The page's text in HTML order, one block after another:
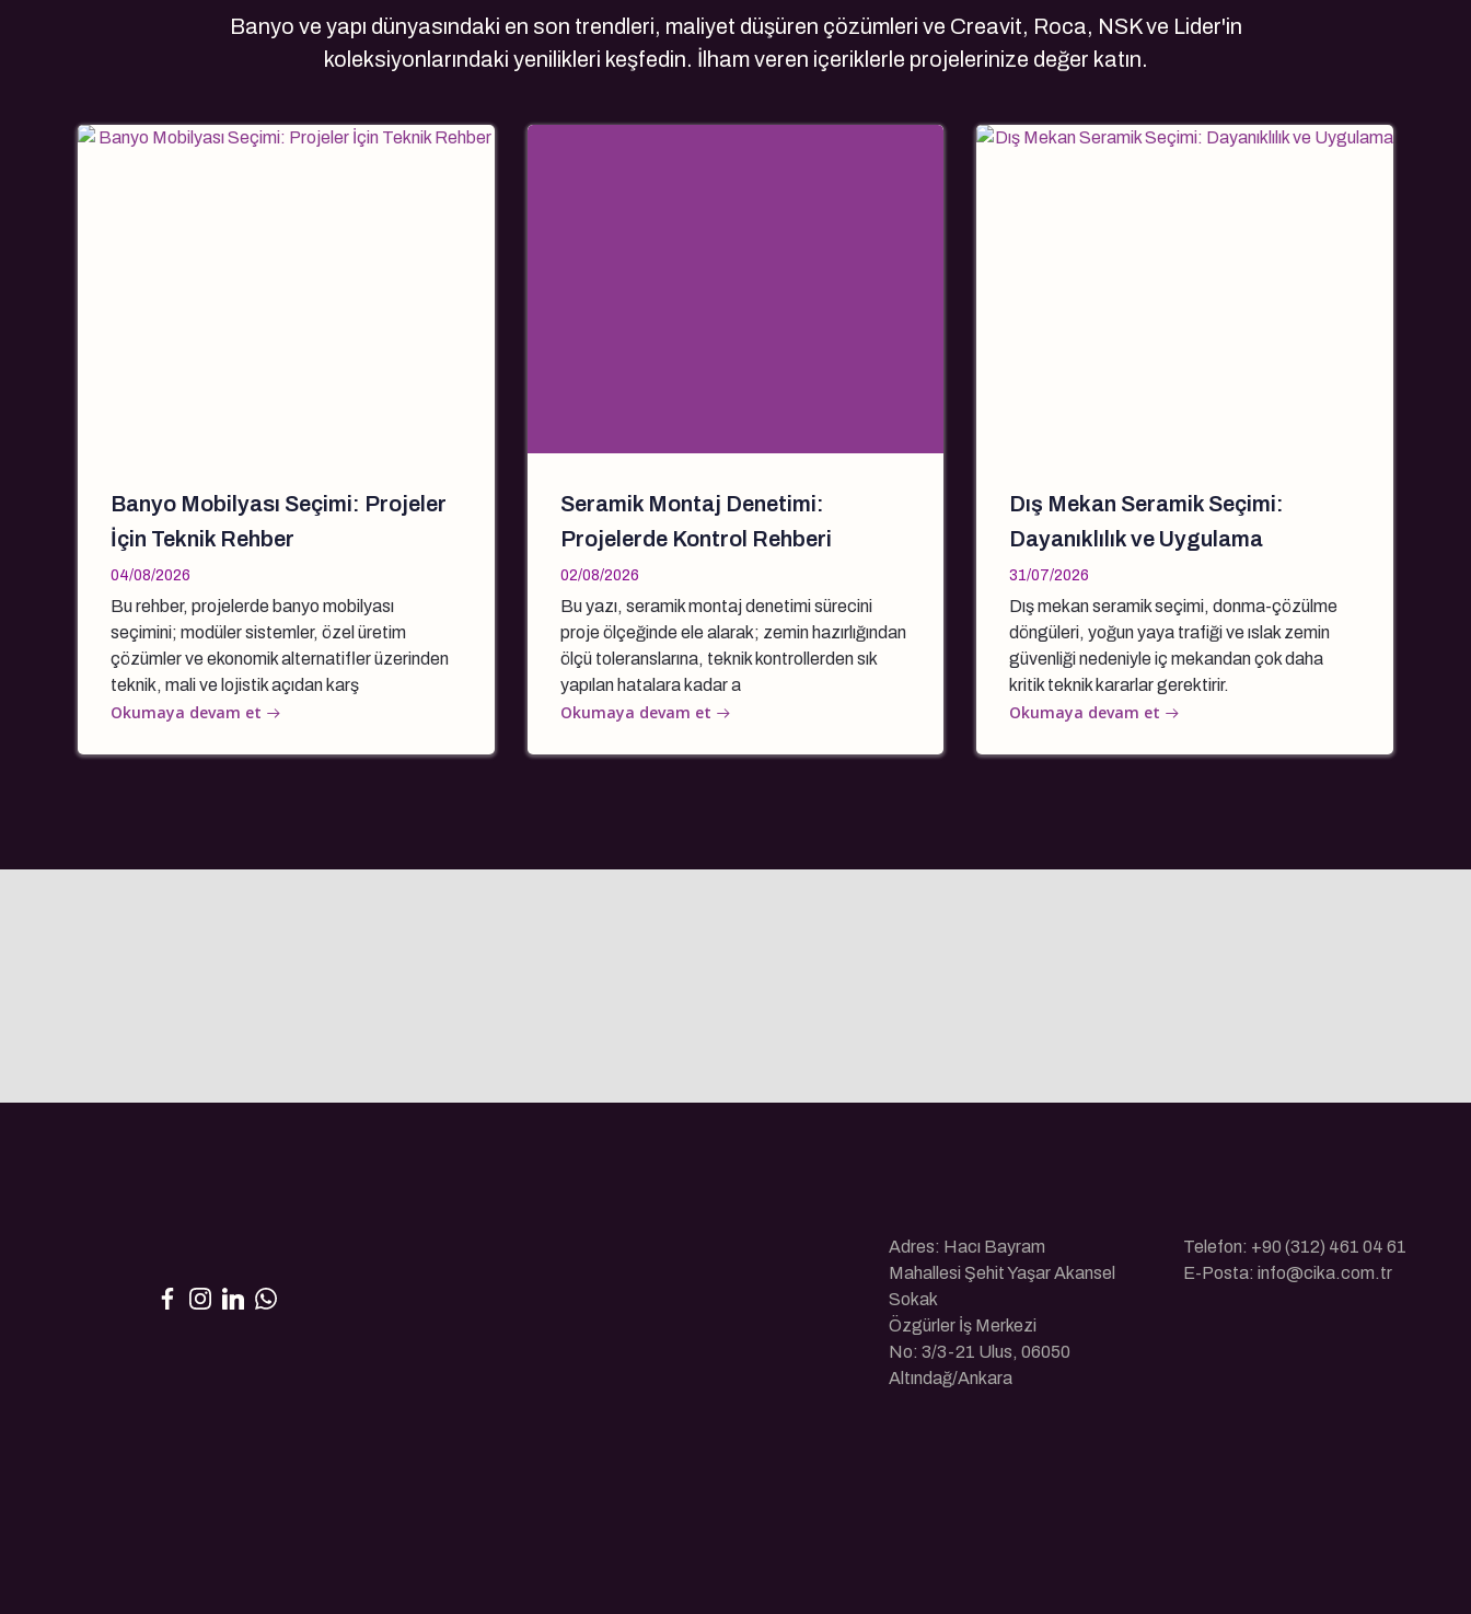
Banyo ve yapı dünyasındaki en son trendleri, maliyet düşüren çözümleri ve Creavit, Roca, NSK ve Lider'in
koleksiyonlarındaki yenilikleri keşfedin. İlham veren içeriklerle projelerinize değer katın.
Banyo Mobilyası Seçimi: Projeler
İçin Teknik Rehber
04/08/2026
Bu rehber, projelerde banyo mobilyası
seçimini; modüler sistemler, özel üretim
çözümler ve ekonomik alternatifler üzerinden
teknik, mali ve lojistik açıdan karş
Okumaya devam et
Seramik Montaj Denetimi:
Projelerde Kontrol Rehberi
02/08/2026
Bu yazı, seramik montaj denetimi sürecini
proje ölçeğinde ele alarak; zemin hazırlığından
ölçü toleranslarına, teknik kontrollerden sık
yapılan hatalara kadar a
Okumaya devam et
Dış Mekan Seramik Seçimi:
Dayanıklılık ve Uygulama
31/07/2026
Dış mekan seramik seçimi, donma-çözülme
döngüleri, yoğun yaya trafiği ve ıslak zemin
güvenliği nedeniyle iç mekandan çok daha
kritik teknik kararlar gerektirir.
Okumaya devam et
Adres: Hacı Bayram
Mahallesi Şehit Yaşar Akansel
Sokak
Özgürler İş Merkezi
No: 3/3-21 Ulus, 06050
Altındağ/Ankara
Telefon: +90 (312) 461 04 61
E-Posta: info@cika.com.tr